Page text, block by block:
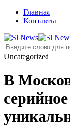
Главная
Контакты
Uncategorized
В